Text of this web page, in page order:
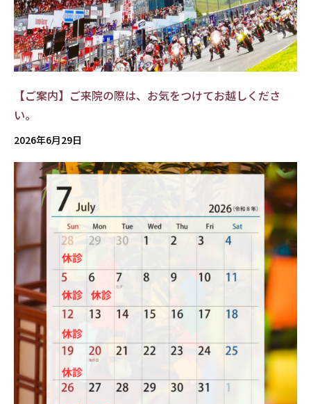
【ご案内】ご来院の際は、お気をつけてお越しくださ
い。
2026年6月29日